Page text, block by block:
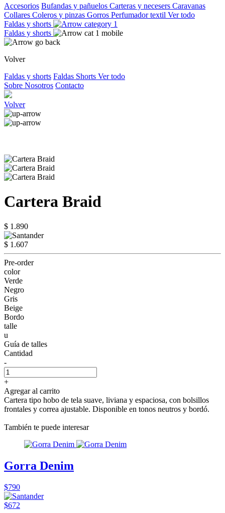
Accesorios Bufandas y pañuelos Carteras y necesers Caravanas
Collares Coleros y pinzas Gorros Perfumador textil Ver todo
Faldas y shorts
Faldas y shorts
Volver
Faldas y shorts Faldas Shorts Ver todo
Sobre Nosotros Contacto
Volver
Cartera Braid
$ 1.890
$ 1.607
Pre-order
color
Verde
Negro
Gris
Beige
Bordo
talle
u
Guía de talles
Cantidad
-
+
Agregar al carrito
Cartera tipo hobo de tela suave, liviana y espaciosa, con bolsillos
frontales y correa ajustable. Disponible en tonos neutros y bordó.
También te puede interesar
Gorra Denim
$790
$672